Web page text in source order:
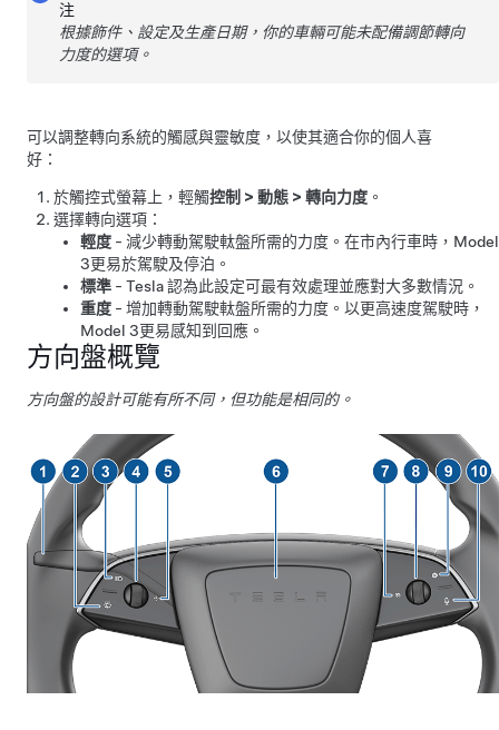
注
根據飾件、設定及生產日期，你的車輛可能未配備調節轉向
力度的選項。
可以調整轉向系統的觸感與靈敏度，以使其適合你的個人喜
好：
於觸控式螢幕上，輕觸控制 > 動態 > 轉向力度 。
選擇轉向選項：
輕度 - 減少轉動駕駛軚盤所需的力度。在市內行車時， Model
3更易於駕駛及停泊。
標準 - Tesla 認為此設定可最有效處理並應對大多數情況。
重度 - 增加轉動駕駛軚盤所需的力度。以更高速度駕駛時，
Model 3更易感知到回應。
方向盤概覽
方向盤的設計可能有所不同，但功能是相同的。